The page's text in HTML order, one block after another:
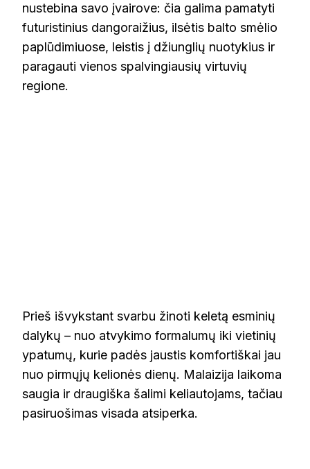
nustebina savo įvairove: čia galima pamatyti
futuristinius dangoraižius, ilsėtis balto smėlio
paplūdimiuose, leistis į džiunglių nuotykius ir
paragauti vienos spalvingiausių virtuvių
regione.
Prieš išvykstant svarbu žinoti keletą esminių
dalykų – nuo atvykimo formalumų iki vietinių
ypatumų, kurie padės jaustis komfortiškai jau
nuo pirmųjų kelionės dienų. Malaizija laikoma
saugia ir draugiška šalimi keliautojams, tačiau
pasiruošimas visada atsiperka.